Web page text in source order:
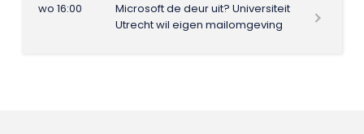
wo 16:00
Microsoft de deur uit? Universiteit
Utrecht wil eigen mailomgeving